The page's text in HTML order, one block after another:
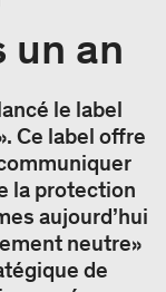
un an
le label
Ce label offre
la protection
aujourd’hui
neutre»
de